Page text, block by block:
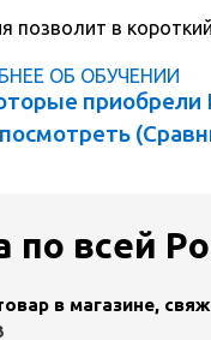
позволит в
ОБ ОБУЧЕНИИ
(
по всей
в магазине,